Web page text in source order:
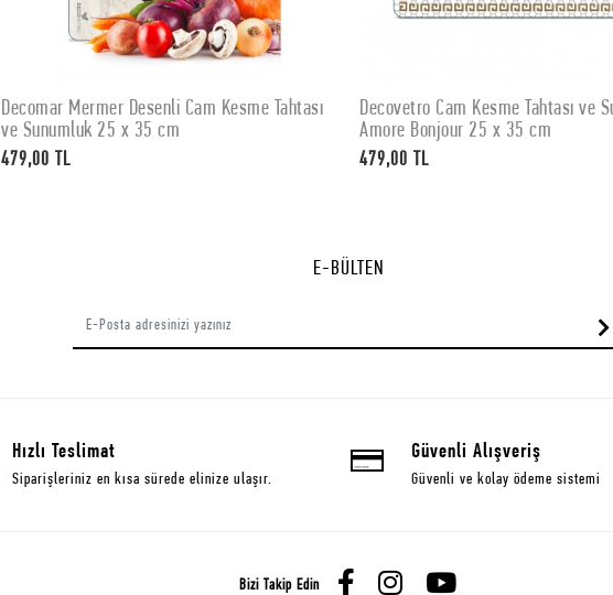
SEPETE EKLE
Decomar Mermer Desenli Cam Kesme Tahtası
ve Sunumluk 25 x 35 cm
479,00 TL
SEPETE EKLE
Decovetro Cam Kesme Tahtası ve
Amore Bonjour 25 x 35 cm
479,00 TL
E-BÜLTEN
Hızlı Teslimat
Siparişleriniz en kısa sürede elinize ulaşır.
Güvenli Alışveriş
Güvenli ve kolay ödeme sistemi
Bizi Takip Edin